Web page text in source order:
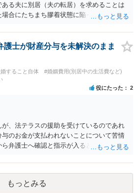
る夫に別居（夫の転居）を求めることは
合にたちまち膠着状態に陥ってしまうの
、ご相談者さまが転居する形で離婚協議等
ないことが圧倒的多数です。
護士が財産分与を未解決のまま
すること自体
#婚姻費用(別居中の生活費など)
役にたった 2
、法テラスの援助を受けているのであれ
のお金が支払われないことについて苦情
弁護士へ確認と指示が入ると思います。
もっとみる